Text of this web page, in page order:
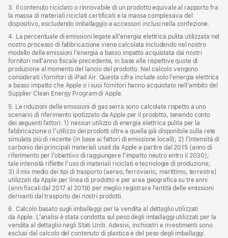
3. Il contenuto riciclato o rinnovabile di un prodotto equivale al rapporto fra
la massa di materiali riciclati certificati e la massa complessiva del
dispositivo, escludendo imballaggio e accessori inclusi nella confezione.
4. La percentuale di emissioni legate all’energia elettrica pulita utilizzata nel
nostro processo di fabbricazione viene calcolata includendo nel nostro
modello delle emissioni l’energia a basso impatto acquistata dai nostri
fornitori nell’anno fiscale precedente, in base alle rispettive quote di
produzione al momento del lancio del prodotto. Nel calcolo vengono
considerati i fornitori di iPad Air. Questa cifra include solo l’energia elettrica
a basso impatto che Apple o i suoi fornitori hanno acquistato nell’ambito del
Supplier Clean Energy Program di Apple.
5. Le riduzioni delle emissioni di gas serra sono calcolate rispetto a uno
scenario di riferimento ipotizzato da Apple per il prodotto, tenendo conto
dei seguenti fattori: 1) nessun utilizzo di energia elettrica pulita per la
fabbricazione o l’utilizzo dei prodotti oltre a quella già disponibile sulla rete
simulata più di recente (in base ai fattori di emissione locali); 2) l’intensità di
carbonio dei principali materiali usati da Apple a partire dal 2015 (anno di
riferimento per l’obiettivo di raggiungere l’impatto neutro entro il 2030);
tale intensità riflette l’uso di materiali riciclati e tecnologie di produzione;
3) il mix medio dei tipi di trasporto (aereo, ferroviario, marittimo, terrestre)
utilizzati da Apple per linea di prodotto e per area geografica su tre anni
(anni fiscali dal 2017 al 2019) per meglio registrare l’entità delle emissioni
derivanti dal trasporto dei nostri prodotti.
6. Calcolo basato sugli imballaggi per la vendita al dettaglio utilizzati
da Apple. L’analisi è stata condotta sul peso degli imballaggi utilizzati per la
vendita al dettaglio negli Stati Uniti. Adesivi, inchiostri e rivestimenti sono
esclusi dal calcolo del contenuto di plastica e del peso degli imballaggi.